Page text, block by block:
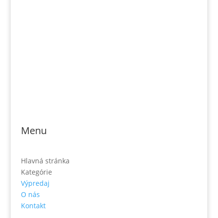
Menu
Hlavná stránka
Kategórie
Výpredaj
O nás
Kontakt